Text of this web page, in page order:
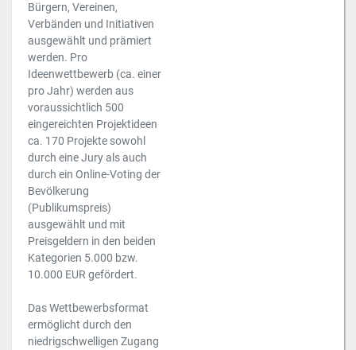
Bürgern, Vereinen,
Verbänden und Initiativen
ausgewählt und prämiert
werden. Pro
Ideenwettbewerb (ca. einer
pro Jahr) werden aus
voraussichtlich 500
eingereichten Projektideen
ca. 170 Projekte sowohl
durch eine Jury als auch
durch ein Online-Voting der
Bevölkerung
(Publikumspreis)
ausgewählt und mit
Preisgeldern in den beiden
Kategorien 5.000 bzw.
10.000 EUR gefördert.
Das Wettbewerbsformat
ermöglicht durch den
niedrigschwelligen Zugang